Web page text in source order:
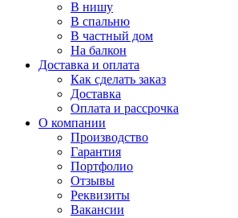
В нишу
В спальню
В частный дом
На балкон
Доставка и оплата
Как сделать заказ
Доставка
Оплата и рассрочка
О компании
Производство
Гарантия
Портфолио
Отзывы
Реквизиты
Вакансии